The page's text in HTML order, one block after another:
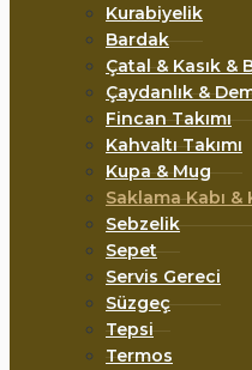
Kurabiyelik
Bardak
Çatal & Kasık &
Çaydanlık &
Fincan Takımı
Kahvaltı Takımı
Kupa & Mug
Saklama Kabı &
Sebzelik
Sepet
Servis Gereci
Süzgeç
Tepsi
Termos